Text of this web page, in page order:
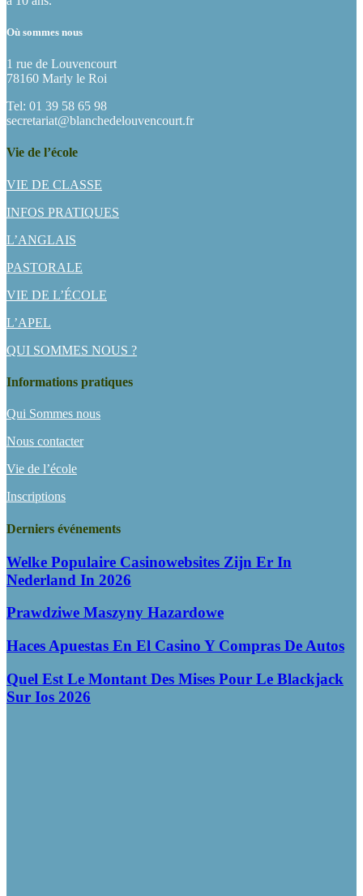
Où sommes nous
1 rue de Louvencourt
78160 Marly le Roi
Tel: 01 39 58 65 98
secretariat@blanchedelouvencourt.fr
Vie de l’école
VIE DE CLASSE
INFOS PRATIQUES
L’ANGLAIS
PASTORALE
VIE DE L’ÉCOLE
L’APEL
QUI SOMMES NOUS ?
Informations pratiques
Qui Sommes nous
Nous contacter
Vie de l’école
Inscriptions
Derniers événements
Welke Populaire Casinowebsites Zijn Er In
Nederland In 2026
Prawdziwe Maszyny Hazardowe
Haces Apuestas En El Casino Y Compras De Autos
Quel Est Le Montant Des Mises Pour Le Blackjack
Sur Ios 2026